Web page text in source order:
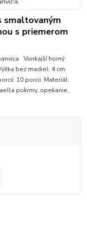
smaltovaným
s priemerom
Vonkajší horný
bez madiel: 4 cm.
10 porcii. Materiál:
pokrmy, opekanie,